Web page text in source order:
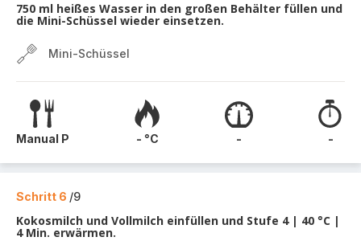
750 ml heißes Wasser in den großen Behälter füllen und
die Mini-Schüssel wieder einsetzen.
Mini-Schüssel
Manual P - °C - -
Schritt 6 /9
Kokosmilch und Vollmilch einfüllen und Stufe 4 | 40 °C |
4 Min. erwärmen.